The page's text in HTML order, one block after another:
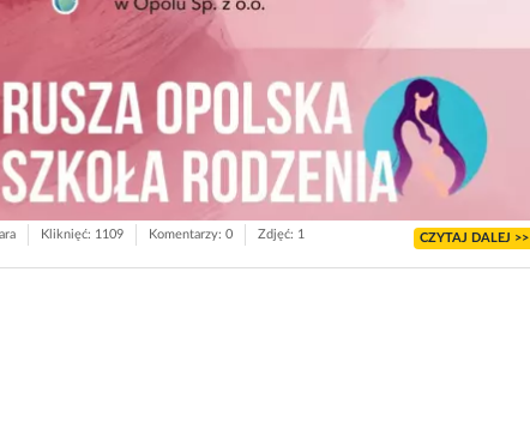
Kliknięć: 1109 Komentarzy: 0 Zdjęć: 1 CZYTAJ DALEJ >>